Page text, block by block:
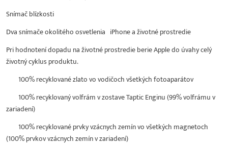
Snímač blízkosti
Dva snímače okolitého osvetlenia iPhone a životné prostredie
Pri hodnotení dopadu na životné prostredie berie Apple do úvahy celý
životný cyklus produktu.
100% recyklované zlato vo vodičoch všetkých fotoaparátov
100% recyklovaný volfrám v zostave Taptic Enginu (99% volfrámu v
zariadení)
100% recyklované prvky vzácnych zemín vo všetkých magnetoch
(100% prvkov vzácnych zemín v zariadení)